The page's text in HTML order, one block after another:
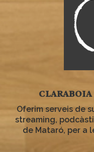
Oferim serveis de
streaming,
de Mataró, per a